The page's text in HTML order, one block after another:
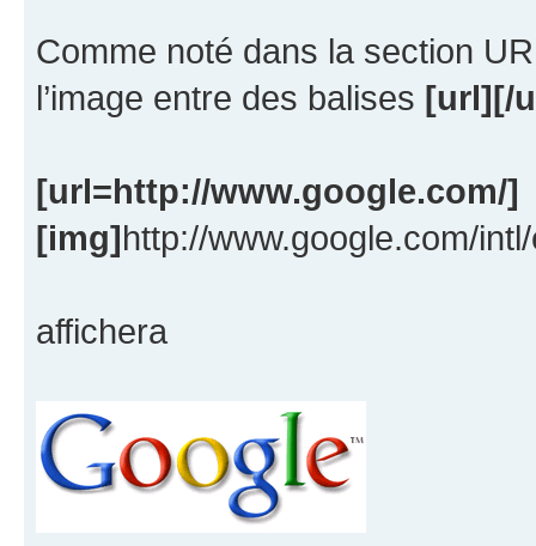
Comme noté dans la section
l’image entre des balises [url][/
[url=http://www.google.com/]
[img]http://www.google.com/
affichera